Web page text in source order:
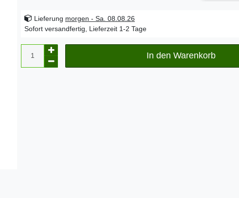
Lieferung morgen - Sa. 08.08.26
Sofort versandfertig, Lieferzeit 1-2 Tage
In den Warenkorb